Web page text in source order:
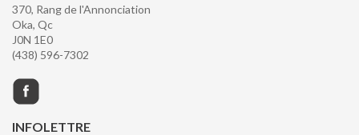
370, Rang de l'Annonciation
Oka, Qc
J0N 1E0
(438) 596-7302
INFOLETTRE